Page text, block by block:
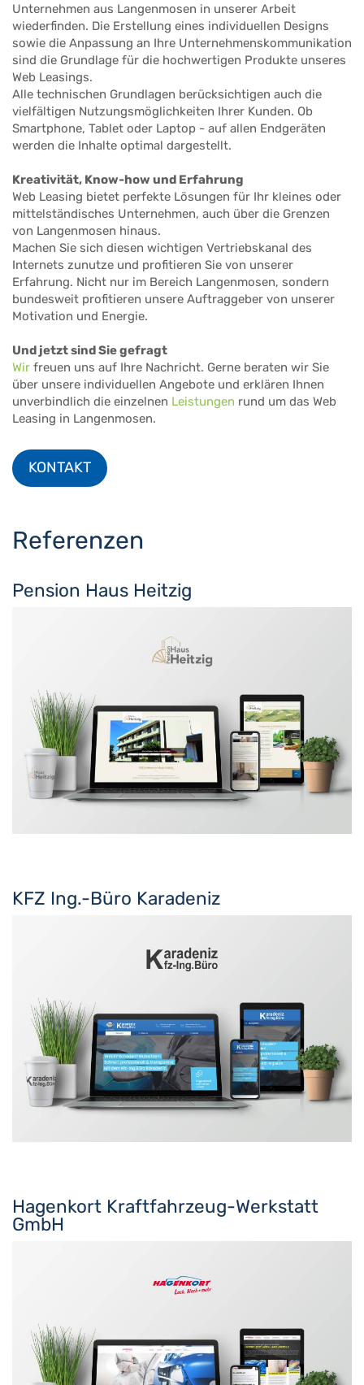
Unternehmen aus Langenmosen in unserer Arbeit
wiederfinden. Die Erstellung eines individuellen Designs
sowie die Anpassung an Ihre Unternehmenskommunikation
sind die Grundlage für die hochwertigen Produkte unseres
Web Leasings.
Alle technischen Grundlagen berücksichtigen auch die
vielfältigen Nutzungsmöglichkeiten Ihrer Kunden. Ob
Smartphone, Tablet oder Laptop - auf allen Endgeräten
werden die Inhalte optimal dargestellt.
Kreativität, Know-how und Erfahrung
Web Leasing bietet perfekte Lösungen für Ihr kleines oder
mittelständisches Unternehmen, auch über die Grenzen
von Langenmosen hinaus.
Machen Sie sich diesen wichtigen Vertriebskanal des
Internets zunutze und profitieren Sie von unserer
Erfahrung. Nicht nur im Bereich Langenmosen, sondern
bundesweit profitieren unsere Auftraggeber von unserer
Motivation und Energie.
Und jetzt sind Sie gefragt
Wir freuen uns auf Ihre Nachricht. Gerne beraten wir Sie
über unsere individuellen Angebote und erklären Ihnen
unverbindlich die einzelnen Leistungen rund um das Web
Leasing in Langenmosen.
KONTAKT
Referenzen
Pension Haus Heitzig
KFZ Ing.-Büro Karadeniz
Hagenkort Kraftfahrzeug-Werkstatt
GmbH